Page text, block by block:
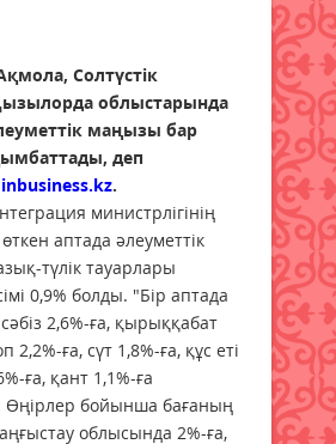
Солтүстік
облыстарында
маңызы бар
деп
inbusiness.kz.
министрлігінің
аптада әлеуметтік
түлік тауарлары
0,9% болды. "Бір аптада
2,6%-ға, қырыққабат
2,2%-ға, сүт 1,8%-ға, құс еті
ға, қант 1,1%-ға
Өңірлер бойынша бағаның
облысында 2%-ға,